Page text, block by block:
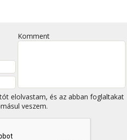
Komment
elolvastam, és az abban foglaltakat
veszem.